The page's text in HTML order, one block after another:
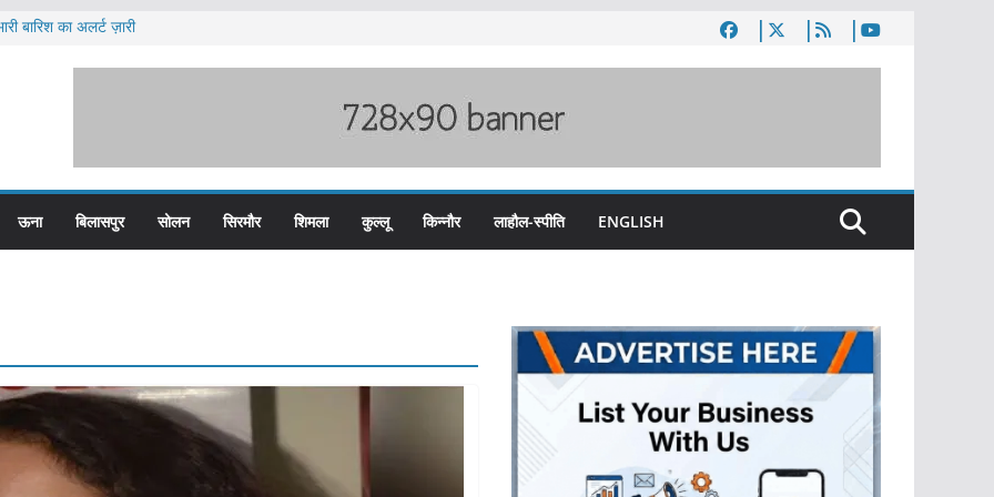
बारिश का अलर्ट ज़ारी
ऊना बिलासपुर सोलन सिरमौर शिमला कुल्लू किन्नौर लाहौल-स्पीति ENGLISH